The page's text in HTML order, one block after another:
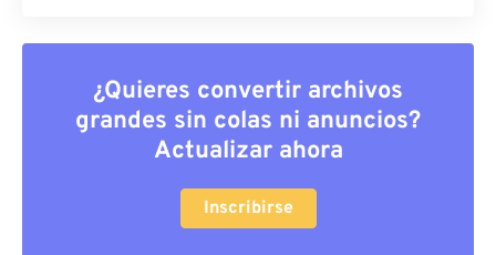
¿Quieres convertir archivos
grandes sin colas ni anuncios?
Actualizar ahora
Inscribirse